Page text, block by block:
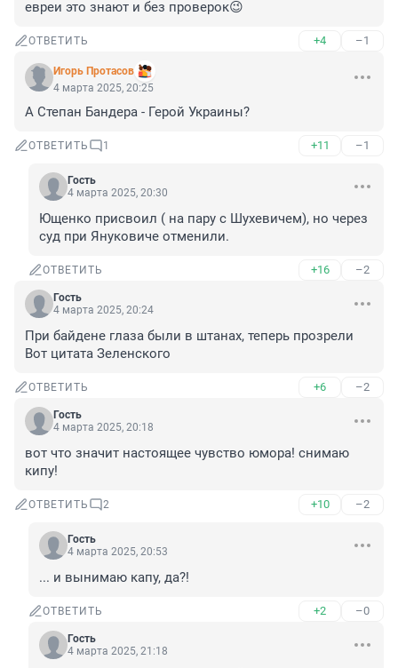
евреи это знают и без проверок😉
ОТВЕТИТЬ +4 –1
Игорь Протасов
4 марта 2025, 20:25
А Степан Бандера - Герой Украины?
ОТВЕТИТЬ 1 +11 –1
Гость
4 марта 2025, 20:30
Ющенко присвоил ( на пару с Шухевичем), но через
суд при Януковиче отменили.
ОТВЕТИТЬ +16 –2
Гость
4 марта 2025, 20:24
При байдене глаза были в штанах, теперь прозрели
Вот цитата Зеленского
ОТВЕТИТЬ +6 –2
Гость
4 марта 2025, 20:18
вот что значит настоящее чувство юмора! снимаю
кипу!
ОТВЕТИТЬ 2 +10 –2
Гость
4 марта 2025, 20:53
... и вынимаю капу, да?!
ОТВЕТИТЬ +2 –0
Гость
4 марта 2025, 21:18